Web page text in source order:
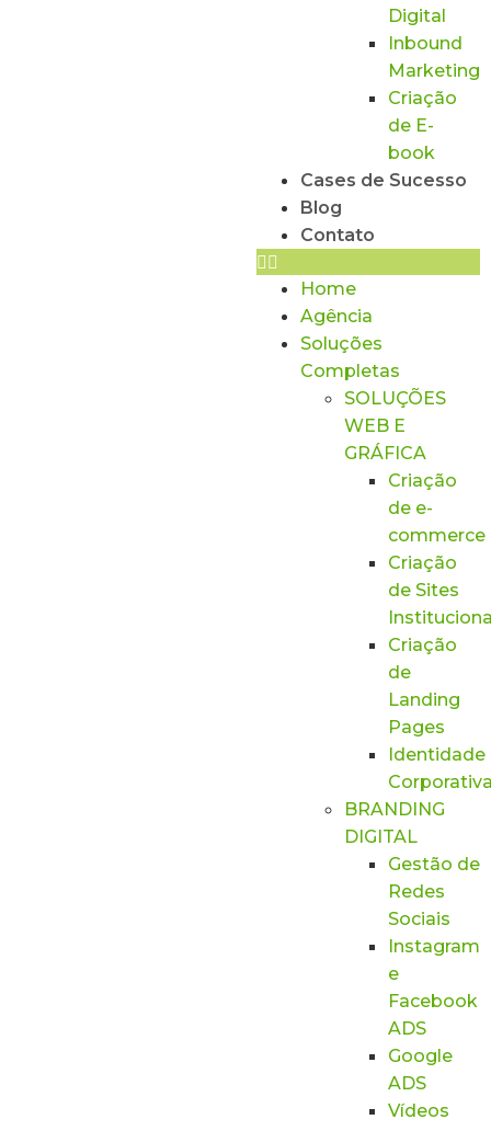
Digital
Inbound
Marketing
Criação
de E-
book
Cases de Sucesso
Blog
Contato
Home
Agência
Soluções
Completas
SOLUÇÕES
WEB E
GRÁFICA
Criação
de e-
commerce
Criação
de Sites
Criação
de
Landing
Pages
Identidade
BRANDING
DIGITAL
Gestão de
Redes
Sociais
Instagram
e
Facebook
ADS
Google
ADS
Vídeos